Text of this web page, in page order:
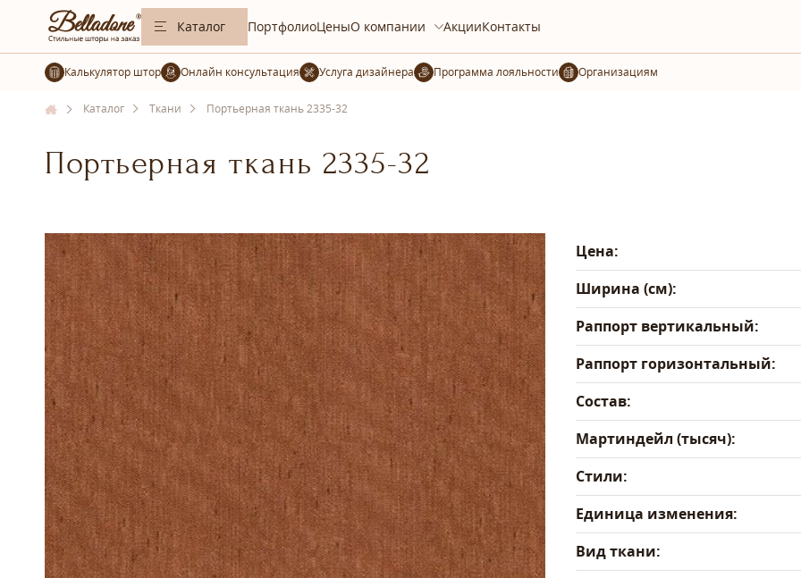
Каталог ПортфолиоЦеныО компании АкцииКонтакты
Калькулятор штор Услуга дизайнера Организациям
Каталог Ткани Портьерная ткань 2335-32
Портьерная ткань 2335-32
Цена:
Ширина (см):
Раппорт вертикальный:
Раппорт горизонтальный:
Состав:
Мартиндейл (тысяч):
Стили:
Единица изменения:
Вид ткани: